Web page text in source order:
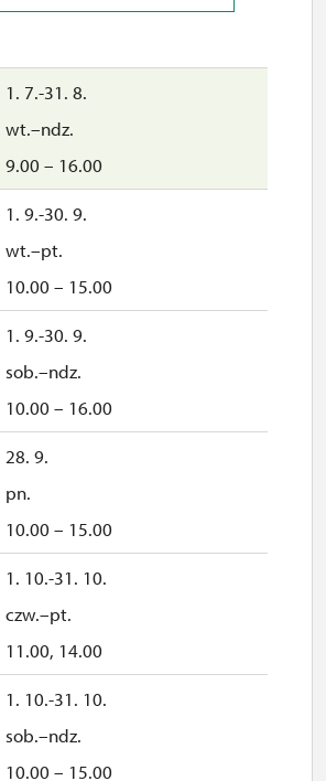
sob.
10.00 – 16.00
ndz.
10.00 – 15.00
sob.
10.00 – 15.00
ndz.
10.00 – 15.00
sob.
10.00 – 15.00
ndz.
10.00 – 15.00
1. 7.-31. 8.
wt.–ndz.
9.00 – 16.00
1. 9.-30. 9.
wt.–pt.
10.00 – 15.00
1. 9.-30. 9.
sob.–ndz.
10.00 – 16.00
28. 9.
pn.
10.00 – 15.00
1. 10.-31. 10.
czw.–pt.
11.00, 14.00
1. 10.-31. 10.
sob.–ndz.
10.00 – 15.00